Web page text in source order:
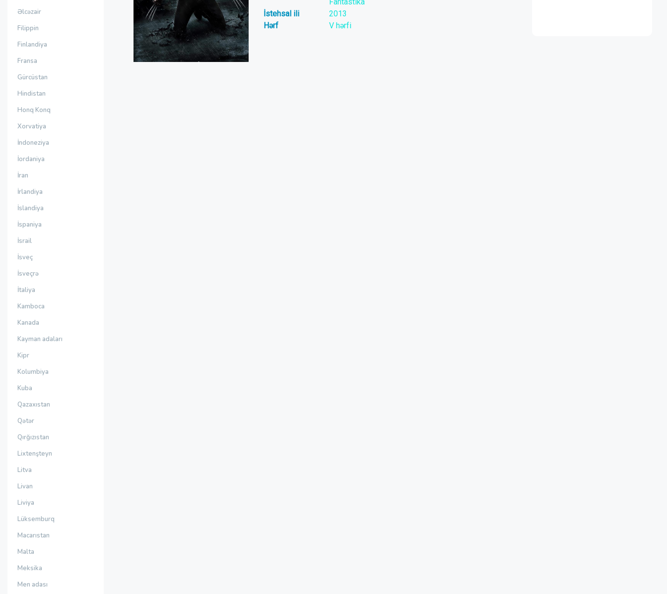
Əlcəzair
Filippin
Finlandiya
Fransa
Gürcüstan
Hindistan
Honq Konq
Xorvatiya
İndoneziya
İordaniya
İran
İrlandiya
İslandiya
İspaniya
İsrail
İsveç
İsveçrə
İtaliya
Kamboca
Kanada
Kayman adaları
Kipr
Kolumbiya
Kuba
Qazaxıstan
Qətər
Qırğızıstan
Lixtenşteyn
Litva
Livan
Liviya
Lüksemburq
Macarıstan
Malta
Meksika
Men adası
İstehsal ili
2013
Hərf
V hərfi